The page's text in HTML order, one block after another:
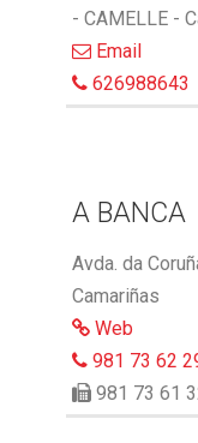
- CAMELLE -
Email
626988643
A BANCA
Avda. da
Camariñas
Web
981 73 62
981 73 61